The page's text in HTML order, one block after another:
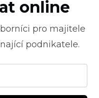
online
pro majitele
podnikatele.